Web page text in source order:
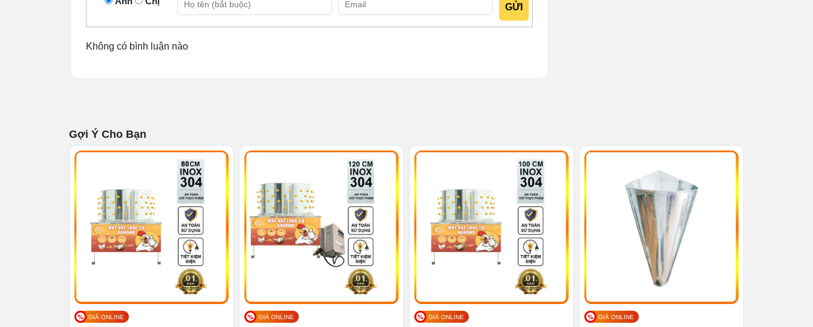
2.2 Thiết kế nhỏ gọn, tối ưu không gian
Máy vặt có thiết kế gồm nhiều chi tiết như chân đế, bệ đỡ, lồng chứa… Các thành phần này không xếp
tràn lan theo chiều ngang mà xếp chồng lên nhau theo phương nằm dọc. Chính vì vậy mà giao diện của
chúng trông cực nhỏ gọn, tiết kiệm tối đa diện tích chiếm chỗ trong không gian. Điều này sẽ giúp bạn dễ
tìm nơi setup thiết bị. Chính vì thế mà khả năng tiếp cận người dùng của con máy này cao hơn hẳn so
với các đối thủ size khủng.
2.3 Tối ưu thời gian và chi phí vận hành
Như đã nhắc đến, thời gian hoàn thiện mẻ của thiết bị nhanh như 1 cơn lốc, nhoáng cái là lông đã trôi
tuồn tuột ra khỏi thân gà vịt. Do đó, bạn không tốn mấy thời gian cho khâu sơ chế gia cầm. Đặc biệt cả
việc dọn dẹp, làm sạch ngay sau đó cũng dễ dàng vì thành máy không bám bẩn. Sản phẩm lại có thêm
máng xả thải định hướng nên thu dọn lông nhanh chóng.
Không có bình luận nào
Gợi Ý Cho Bạn
GIÁ ONLINE GIÁ ONLINE GIÁ ONLINE GIÁ ONLINE